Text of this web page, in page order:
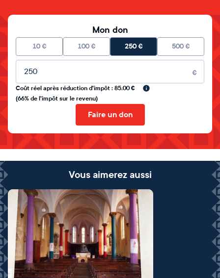
Mon don
10 € 100 € 250€ 500 €
Montant libre
€
Coût réel après réduction d'impôt : 85.00 €
(66% de l'impôt sur le revenu)
Faire un don
Vous aimerez aussi